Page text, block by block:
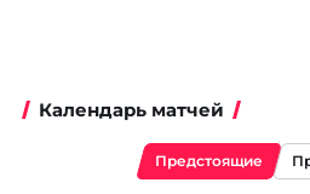
Календарь матчей
Предстоящие